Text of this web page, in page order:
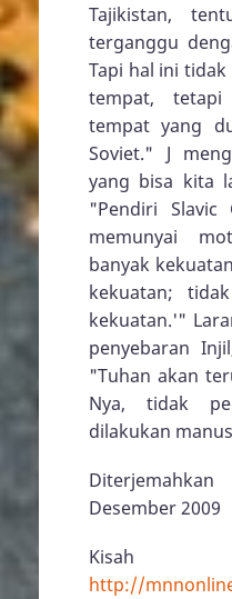
Tajikistan,
terganggu
Tapi hal ini
tempat,
tempat yang
Soviet." J
yang bisa kita
"Pendiri Slavic
memunyai
banyak
kekuatan;
kekuatan.'"
penyebaran
"Tuhan akan
Nya, tidak
dilakukan
Desember 2009
Kisah
http://